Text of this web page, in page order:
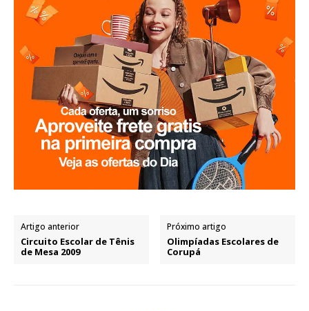
Artigo anterior
Circuito Escolar de Tênis
de Mesa 2009
Próximo artigo
Olimpíadas Escolares de
Corupá